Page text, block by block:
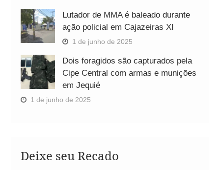
Lutador de MMA é baleado durante
ação policial em Cajazeiras XI
1 de junho de 2025
Dois foragidos são capturados pela
Cipe Central com armas e munições
em Jequié
1 de junho de 2025
Deixe seu Recado